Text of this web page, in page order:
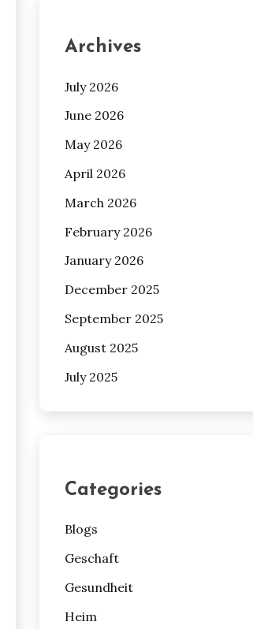
Archives
July 2026
June 2026
May 2026
April 2026
March 2026
February 2026
January 2026
December 2025
September 2025
August 2025
July 2025
Categories
Blogs
Geschaft
Gesundheit
Heim